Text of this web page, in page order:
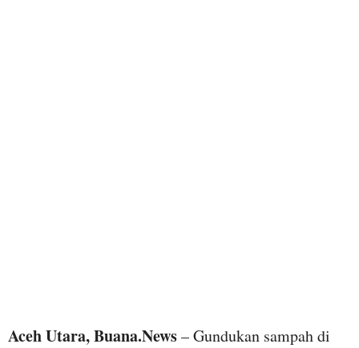
Aceh Utara, Buana.News– Gundukan sampah di